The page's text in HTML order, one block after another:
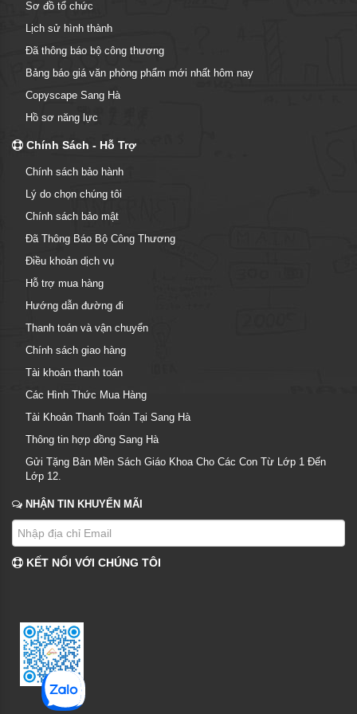
Sơ đồ tổ chức
Lịch sử hình thành
Đã thông báo bộ công thương
Bảng báo giá văn phòng phẩm mới nhất hôm nay
Copyscape Sang Hà
Hồ sơ năng lực
Chính Sách - Hỗ Trợ
Chính sách bảo hành
Lý do chọn chúng tôi
Chính sách bảo mật
Đã Thông Báo Bộ Công Thương
Điều khoản dịch vụ
Hỗ trợ mua hàng
Hướng dẫn đường đi
Thanh toán và vận chuyển
Chính sách giao hàng
Tài khoản thanh toán
Các Hình Thức Mua Hàng
Tài Khoản Thanh Toán Tại Sang Hà
Thông tin hợp đồng Sang Hà
Gửi Tặng Bản Mền Sách Giáo Khoa Cho Các Con Từ Lớp 1 Đến
Lớp 12.
NHẬN TIN KHUYẾN MÃI
KẾT NỐI VỚI CHÚNG TÔI